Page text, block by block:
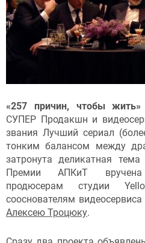
«257 причин, чтобы жить»
СУПЕР Продакшн и
звания Лучший сериал
тонким балансом между
затронута деликатная
Премии АПКиТ
продюсерам студии
сооснователям видеосервиса
Алексею Троцюку.